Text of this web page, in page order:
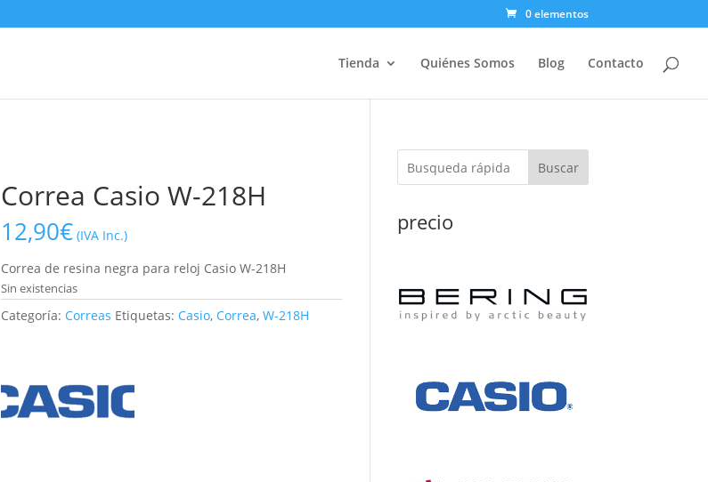
0 elementos
Tienda Quiénes Somos Blog Contacto
Correa Casio W-218H
12,90€ (IVA Inc.)
Correa de resina negra para reloj Casio W-218H
Sin existencias
Categoría: Correas Etiquetas: Casio, Correa, W-218H
Buscar
precio